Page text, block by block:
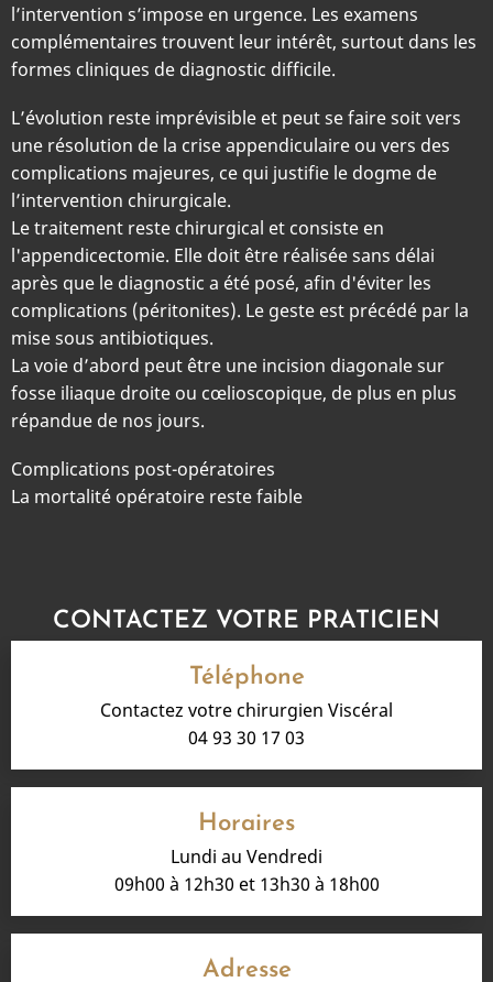
l’intervention s’impose en urgence. Les examens
complémentaires trouvent leur intérêt, surtout dans les
formes cliniques de diagnostic difficile.
L’évolution reste imprévisible et peut se faire soit vers
une résolution de la crise appendiculaire ou vers des
complications majeures, ce qui justifie le dogme de
l’intervention chirurgicale.
Le traitement reste chirurgical et consiste en
l'appendicectomie. Elle doit être réalisée sans délai
après que le diagnostic a été posé, afin d'éviter les
complications (péritonites). Le geste est précédé par la
mise sous antibiotiques.
La voie d’abord peut être une incision diagonale sur
fosse iliaque droite ou cœlioscopique, de plus en plus
répandue de nos jours.
Complications post-opératoires
La mortalité opératoire reste faible
CONTACTEZ VOTRE PRATICIEN
Téléphone
Contactez votre chirurgien Viscéral
04 93 30 17 03
Horaires
Lundi au Vendredi
09h00 à 12h30 et 13h30 à 18h00
Adresse